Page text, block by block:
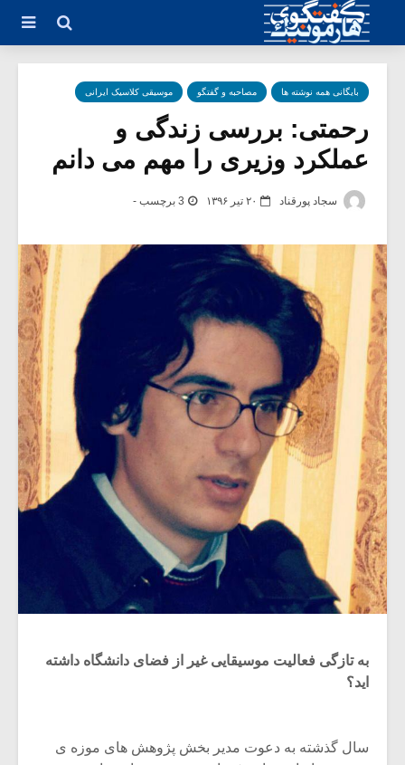
بایگانی همه نوشته ها مصاحبه و گفتگو موسیقی کلاسیک ایرانی
رحمتی: بررسی زندگی و
عملکرد وزیری را مهم می دانم
سجاد پورقناد ۲۰ تیر ۱۳۹۶ 3 برچسب -
به تازگی فعالیت موسیقایی غیر از فضای دانشگاه داشته
اید؟
سال گذشته به دعوت مدیر بخش پژوهش های موزه ی